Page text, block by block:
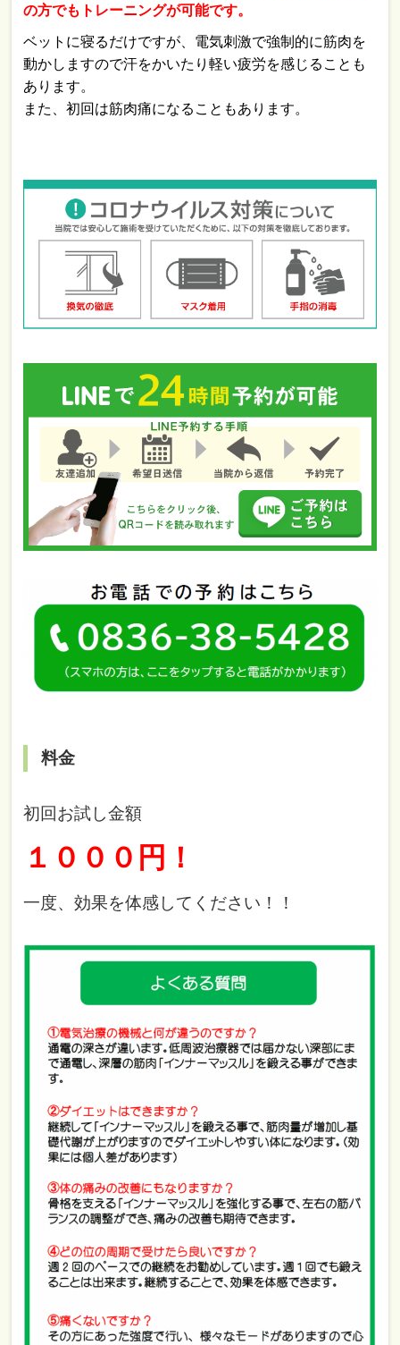
の方でもトレーニングが可能です。
ベットに寝るだけですが、電気刺激で強制的に筋肉を
動かしますので汗をかいたり軽い疲労を感じることも
あります。
また、初回は筋肉痛になることもあります。
料金
初回お試し金額
１０００円！
一度、効果を体感してください！！